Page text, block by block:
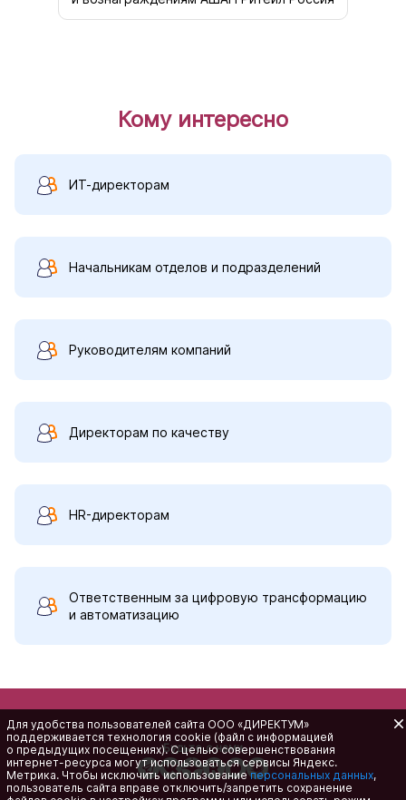
Кому интересно
ИТ-директорам
Начальникам отделов и подразделений
Руководителям компаний
Директорам по качеству
HR-директорам
Ответственным за цифровую трансформацию
и автоматизацию
Будьте с нами
Для удобства пользователей сайта ООО «ДИРЕКТУМ»
поддерживается технология cookie (файл с информацией
о предыдущих посещениях). С целью совершенствования
интернет-ресурса могут использоваться сервисы Яндекс.
Метрика. Чтобы исключить использованиеперсональных данных,
пользователь сайта вправе отключить/запретить сохранение